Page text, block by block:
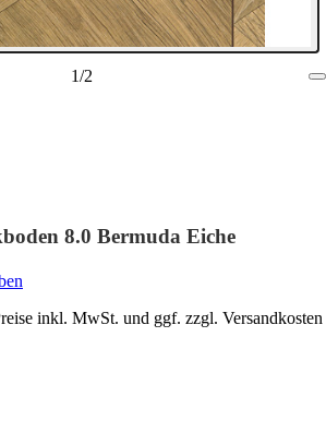
1/2
8.0 Bermuda Eiche
inkl. MwSt. und ggf. zzgl. Versandkosten